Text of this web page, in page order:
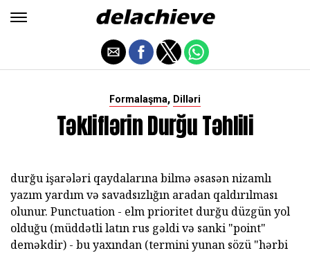
Formalaşma, Dilləri
Təkliflərin Durğu Təhlili
durğu işarələri qaydalarına bilmə əsasən nizamlı
yazım yardım və savadsızlığın aradan qaldırılması
olunur. Punctuation - elm prioritet durğu düzgün yol
olduğu (müddətli latın rus gəldi və sanki "point"
deməkdir) - bu yaxından (termini yunan sözü "hərbi